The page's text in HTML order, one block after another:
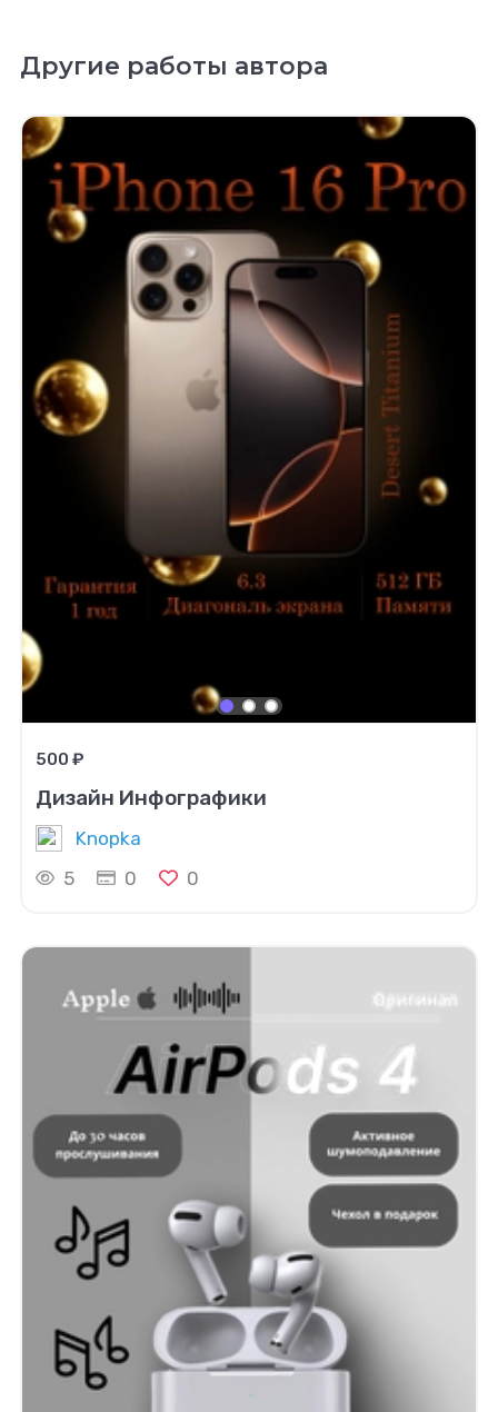
Другие работы автора
500 ₽
Дизайн Инфографики
Knopka
5
0 0